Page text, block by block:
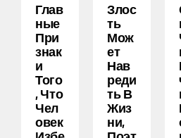
Глав
Ные
При
Знак
И
Того
, Что
Чел
Овек
Злос
Ть
Мож
Ет
Нав
Реди
Ть В
Жиз
Ни,